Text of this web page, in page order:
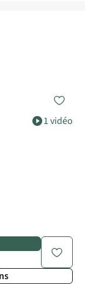
1 vidéo